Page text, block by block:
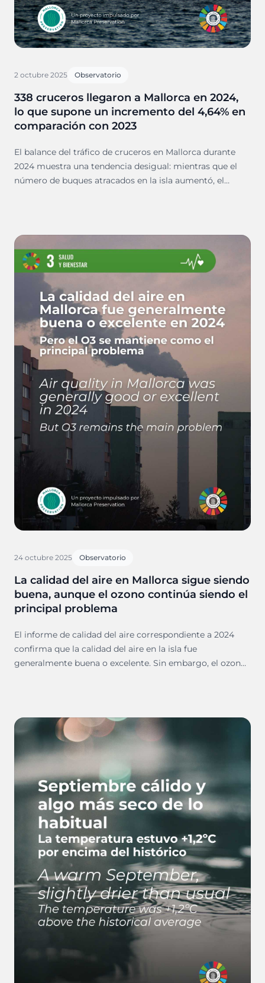
2 octubre 2025 Observatorio
338 cruceros llegaron a Mallorca en 2024,
lo que supone un incremento del 4,64% en
comparación con 2023
El balance del tráfico de cruceros en Mallorca durante
2024 muestra una tendencia desigual: mientras que el
número de buques atracados en la isla aumentó, el
24 octubre 2025 Observatorio
La calidad del aire en Mallorca sigue siendo
buena, aunque el ozono continúa siendo el
principal problema
El informe de calidad del aire correspondiente a 2024
confirma que la calidad del aire en la isla fue
generalmente buena o excelente. Sin embargo, el ozono